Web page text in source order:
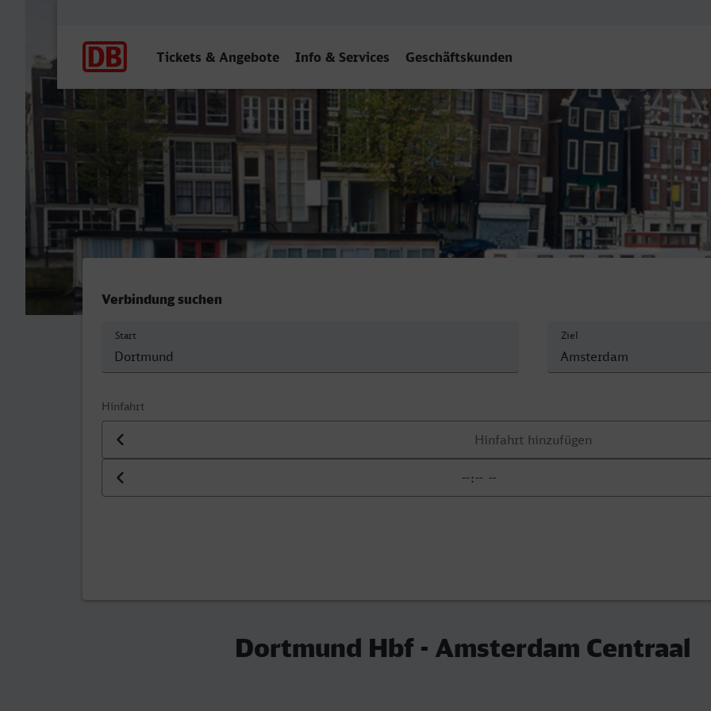
Tickets & Angebote Info & Services Geschäftskunden
Dortmund Hbf - Amsterdam Centraal
Verbindung suchen
Start Ziel
Hinfahrt
Datum der Hinfahrt
Uhrzeit der Hinfahrt
Dortmund Hbf - Amsterdam Centraal